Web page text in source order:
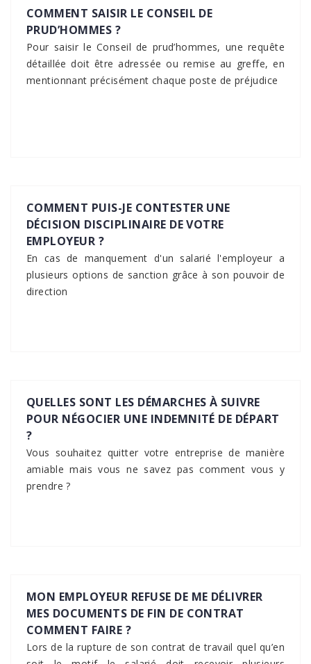
COMMENT SAISIR LE CONSEIL DE
PRUD’HOMMES ?
Pour saisir le Conseil de prud’hommes, une requête
détaillée doit être adressée ou remise au greffe, en
mentionnant précisément chaque poste de préjudice
COMMENT PUIS-JE CONTESTER UNE
DÉCISION DISCIPLINAIRE DE VOTRE
EMPLOYEUR ?
En cas de manquement d'un salarié l'employeur a
plusieurs options de sanction grâce à son pouvoir de
direction
QUELLES SONT LES DÉMARCHES À SUIVRE
POUR NÉGOCIER UNE INDEMNITÉ DE DÉPART
?
Vous souhaitez quitter votre entreprise de manière
amiable mais vous ne savez pas comment vous y
prendre ?
MON EMPLOYEUR REFUSE DE ME DÉLIVRER
MES DOCUMENTS DE FIN DE CONTRAT
COMMENT FAIRE ?
Lors de la rupture de son contrat de travail quel qu’en